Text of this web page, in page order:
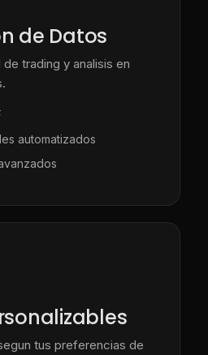
de Datos
trading y analisis en
automatizados
tus preferencias de